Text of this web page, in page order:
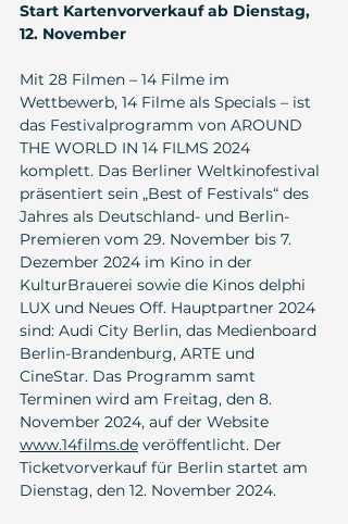
Start Kartenvorverkauf ab Dienstag,
12. November
Mit 28 Filmen – 14 Filme im
Wettbewerb, 14 Filme als Specials – ist
das Festivalprogramm von AROUND
THE WORLD IN 14 FILMS 2024
komplett. Das Berliner Weltkinofestival
präsentiert sein „Best of Festivals“ des
Jahres als Deutschland- und Berlin-
Premieren vom 29. November bis 7.
Dezember 2024 im Kino in der
KulturBrauerei sowie die Kinos delphi
LUX und Neues Off. Hauptpartner 2024
sind: Audi City Berlin, das Medienboard
Berlin-Brandenburg, ARTE und
CineStar. Das Programm samt
Terminen wird am Freitag, den 8.
November 2024, auf der Website
www.14films.de veröffentlicht. Der
Ticketvorverkauf für Berlin startet am
Dienstag, den 12. November 2024.